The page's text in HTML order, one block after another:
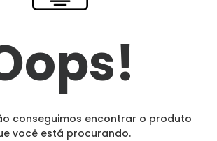
conseguimos encontrar o produto
você está procurando.